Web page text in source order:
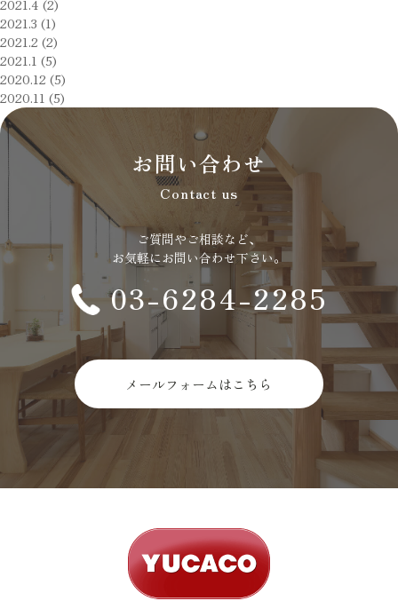
2021.4 (2)
2021.3 (1)
2021.2 (2)
2021.1 (5)
2020.12 (5)
2020.11 (5)
お問い合わせ
Contact us
ご質問やご相談など、
お気軽にお問い合わせ下さい。
03-6284-2285
メールフォームはこちら